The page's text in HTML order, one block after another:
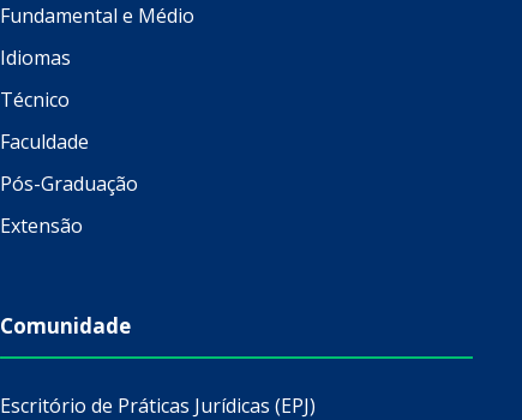
Fundamental e Médio
Idiomas
Técnico
Faculdade
Pós-Graduação
Extensão
Comunidade
Escritório de Práticas Jurídicas (EPJ)